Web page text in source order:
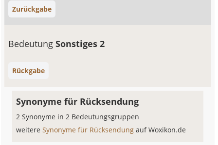
Zurückgabe
BedeutungSonstiges 2
Rückgabe
Synonyme für Rücksendung
2 Synonyme in 2 Bedeutungsgruppen
weitereSynonyme für Rücksendungauf Woxikon.de